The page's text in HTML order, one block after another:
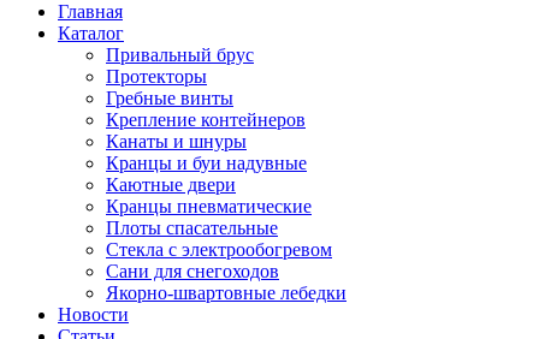
Главная
Каталог
Привальный брус
Протекторы
Гребные винты
Крепление контейнеров
Канаты и шнуры
Кранцы и буи надувные
Каютные двери
Кранцы пневматические
Плоты спасательные
Стекла с электрообогревом
Сани для снегоходов
Якорно-швартовные лебедки
Новости